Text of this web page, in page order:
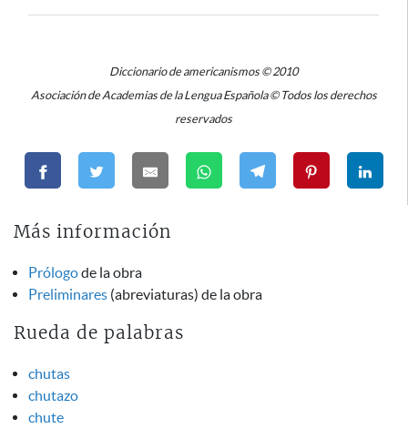
Diccionario de americanismos © 2010
Asociación de Academias de la Lengua Española © Todos los derechos
reservados
Más información
Prólogode la obra
Preliminares (abreviaturas) de la obra
Rueda de palabras
chutas
chutazo
chute